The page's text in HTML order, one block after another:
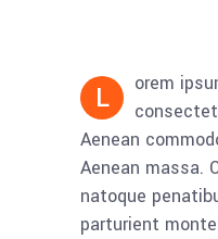
L
orem
Aenean
Aenean massa.
natoque
parturient